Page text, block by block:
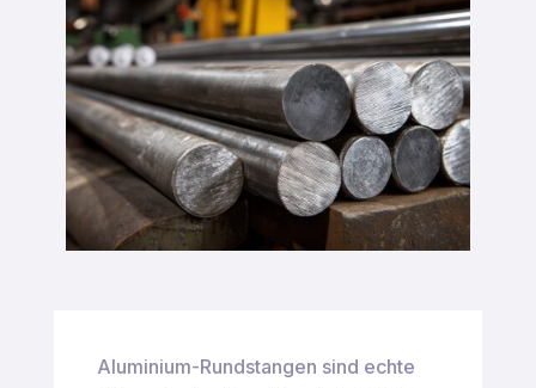
Zum Onlinehsop
Aluminium-Rundstangen sind echte